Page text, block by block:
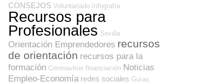
CONSEJOS Voluntariado Infografía
Recursos para
Profesionales Sevilla
Orientación Emprendedores recursos
de orientación recursos para la
formación Coronavirus financiación Noticias
Empleo-Economía redes sociales Guías